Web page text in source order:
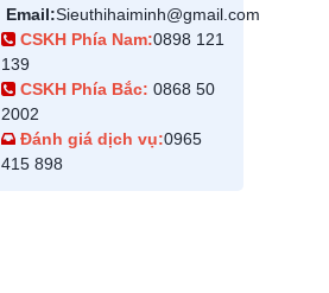
Email:Sieuthihaiminh@gmail.com
CSKH Phía Nam:0898 121
139
CSKH Phía Bắc: 0868 50
2002
Đánh giá dịch vụ:0965
415 898